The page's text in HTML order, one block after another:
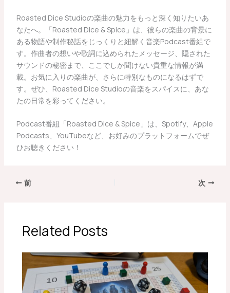
Roasted Dice Studioの楽曲の魅力をもっと深く知りたいあ
なたへ。「Roasted Dice & Spice」は、彼らの楽曲の背景に
ある物語や制作秘話をじっくりと紐解く音楽Podcast番組で
す。作曲者の想いや歌詞に込められたメッセージ、隠された
サウンドの秘密まで、ここでしか聞けない貴重な情報が満
載。お気に入りの楽曲が、さらに特別なものになるはずで
す。ぜひ、Roasted Dice Studioの音楽をスパイスに、あな
たの日常を彩ってください。
Podcast番組「Roasted Dice & Spice」は、Spotify、Apple
Podcasts、YouTubeなど、お好みのプラットフォームでぜ
ひお聴きください！
前 次
Related Posts